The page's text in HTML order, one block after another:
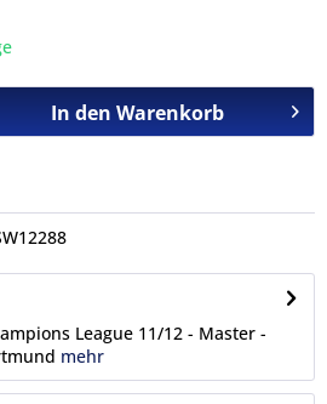
In den Warenkorb
League 11/12 - Master -
mehr